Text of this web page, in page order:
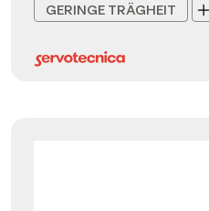
GERINGE TRÄGHEIT